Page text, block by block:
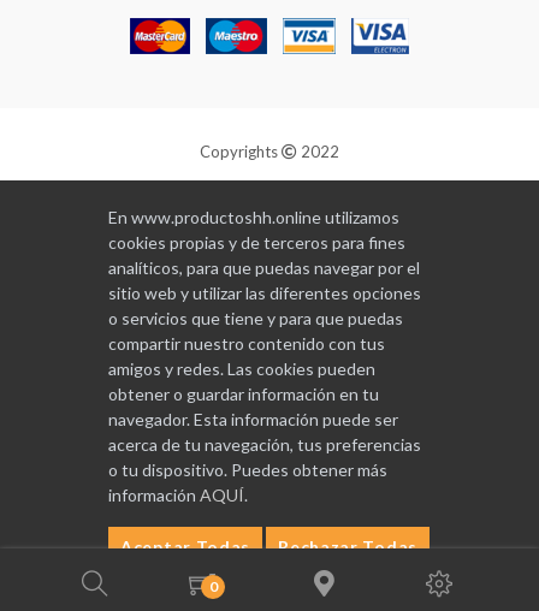
0
Copyrights 2022
Diseñado y programado porGABALA
En www.productoshh.online utilizamos
cookies propias y de terceros para fines
analíticos, para que puedas navegar por el
sitio web y utilizar las diferentes opciones
o servicios que tiene y para que puedas
compartir nuestro contenido con tus
amigos y redes. Las cookies pueden
obtener o guardar información en tu
navegador. Esta información puede ser
acerca de tu navegación, tus preferencias
o tu dispositivo. Puedes obtener más
información AQUÍ.
Aceptar Todas
Rechazar Todas
Configurar